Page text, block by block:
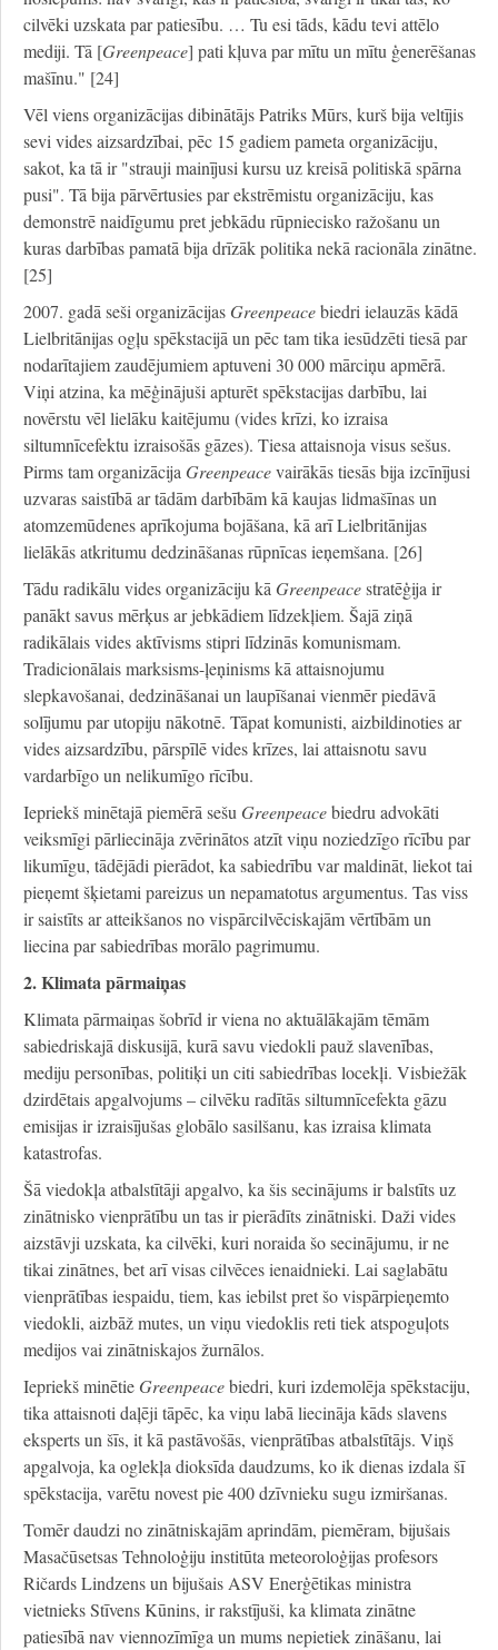
cilvēki uzskata par patiesību. … Tu esi tāds, kādu tevi attēlo
mediji. Tā [Greenpeace] pati kļuva par mītu un mītu ģenerēšanas
mašīnu." [24]
Vēl viens organizācijas dibinātājs Patriks Mūrs, kurš bija veltījis
sevi vides aizsardzībai, pēc 15 gadiem pameta organizāciju,
sakot, ka tā ir "strauji mainījusi kursu uz kreisā politiskā spārna
pusi". Tā bija pārvērtusies par ekstrēmistu organizāciju, kas
demonstrē naidīgumu pret jebkādu rūpniecisko ražošanu un
kuras darbības pamatā bija drīzāk politika nekā racionāla zinātne.
[25]
2007. gadā seši organizācijasGreenpeacebiedri ielauzās kādā
Lielbritānijas ogļu spēkstacijā un pēc tam tika iesūdzēti tiesā par
nodarītajiem zaudējumiem aptuveni 30 000 mārciņu apmērā.
Viņi atzina, ka mēģinājuši apturēt spēkstacijas darbību, lai
novērstu vēl lielāku kaitējumu (vides krīzi, ko izraisa
siltumnīcefektu izraisošās gāzes). Tiesa attaisnoja visus sešus.
Pirms tam organizācijaGreenpeacevairākās tiesās bija izcīnījusi
uzvaras saistībā ar tādām darbībām kā kaujas lidmašīnas un
atomzemūdenes aprīkojuma bojāšana, kā arī Lielbritānijas
lielākās atkritumu dedzināšanas rūpnīcas ieņemšana. [26]
Tādu radikālu vides organizāciju kāGreenpeacestratēģija ir
panākt savus mērķus ar jebkādiem līdzekļiem. Šajā ziņā
radikālais vides aktīvisms stipri līdzinās komunismam.
Tradicionālais marksisms-ļeņinisms kā attaisnojumu
slepkavošanai, dedzināšanai un laupīšanai vienmēr piedāvā
solījumu par utopiju nākotnē. Tāpat komunisti, aizbildinoties ar
vides aizsardzību, pārspīlē vides krīzes, lai attaisnotu savu
vardarbīgo un nelikumīgo rīcību.
Iepriekš minētajā piemērā sešuGreenpeacebiedru advokāti
veiksmīgi pārliecināja zvērinātos atzīt viņu noziedzīgo rīcību par
likumīgu, tādējādi pierādot, ka sabiedrību var maldināt, liekot tai
pieņemt šķietami pareizus un nepamatotus argumentus. Tas viss
ir saistīts ar atteikšanos no vispārcilvēciskajām vērtībām un
liecina par sabiedrības morālo pagrimumu.
2. Klimata pārmaiņas
Klimata pārmaiņas šobrīd ir viena no aktuālākajām tēmām
sabiedriskajā diskusijā, kurā savu viedokli pauž slavenības,
mediju personības, politiķi un citi sabiedrības locekļi. Visbiežāk
dzirdētais apgalvojums – cilvēku radītās siltumnīcefekta gāzu
emisijas ir izraisījušas globālo sasilšanu, kas izraisa klimata
katastrofas.
Šā viedokļa atbalstītāji apgalvo, ka šis secinājums ir balstīts uz
zinātnisko vienprātību un tas ir pierādīts zinātniski. Daži vides
aizstāvji uzskata, ka cilvēki, kuri noraida šo secinājumu, ir ne
tikai zinātnes, bet arī visas cilvēces ienaidnieki. Lai saglabātu
vienprātības iespaidu, tiem, kas iebilst pret šo vispārpieņemto
viedokli, aizbāž mutes, un viņu viedoklis reti tiek atspoguļots
medijos vai zinātniskajos žurnālos.
Iepriekš minētieGreenpeacebiedri, kuri izdemolēja spēkstaciju,
tika attaisnoti daļēji tāpēc, ka viņu labā liecināja kāds slavens
eksperts un šīs, it kā pastāvošās, vienprātības atbalstītājs. Viņš
apgalvoja, ka oglekļa dioksīda daudzums, ko ik dienas izdala šī
spēkstacija, varētu novest pie 400 dzīvnieku sugu izmiršanas.
Tomēr daudzi no zinātniskajām aprindām, piemēram, bijušais
Masačūsetsas Tehnoloģiju institūta meteoroloģijas profesors
Ričards Lindzens un bijušais ASV Enerģētikas ministra
vietnieks Stīvens Kūnins, ir rakstījuši, ka klimata zinātne
patiesībā nav viennozīmīga un mums nepietiek zināšanu, lai